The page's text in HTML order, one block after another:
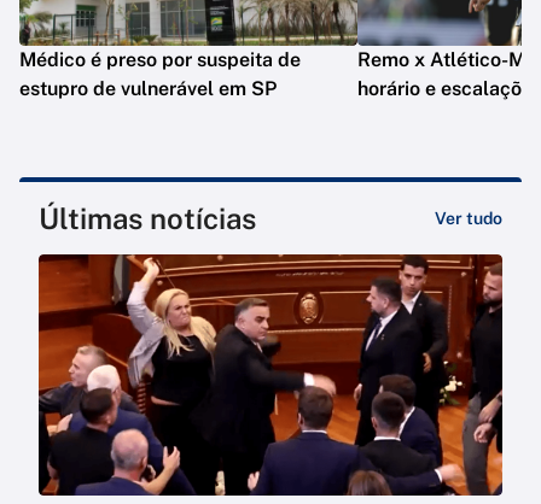
Médico é preso por suspeita de
estupro de vulnerável em SP
Remo x Atlético-
horário e escalações
Últimas notícias Ver tudo